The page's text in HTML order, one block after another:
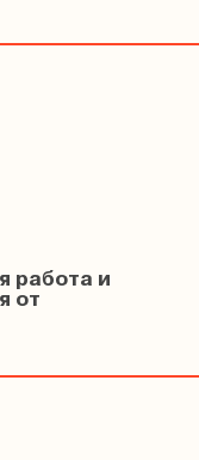
работа и
от